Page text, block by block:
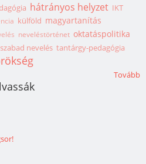
hátrányos helyzet IKT
külföld magyartanítás
neveléstörténet oktatáspolitika
szabad nevelés tantárgy-pedagógia
Tovább